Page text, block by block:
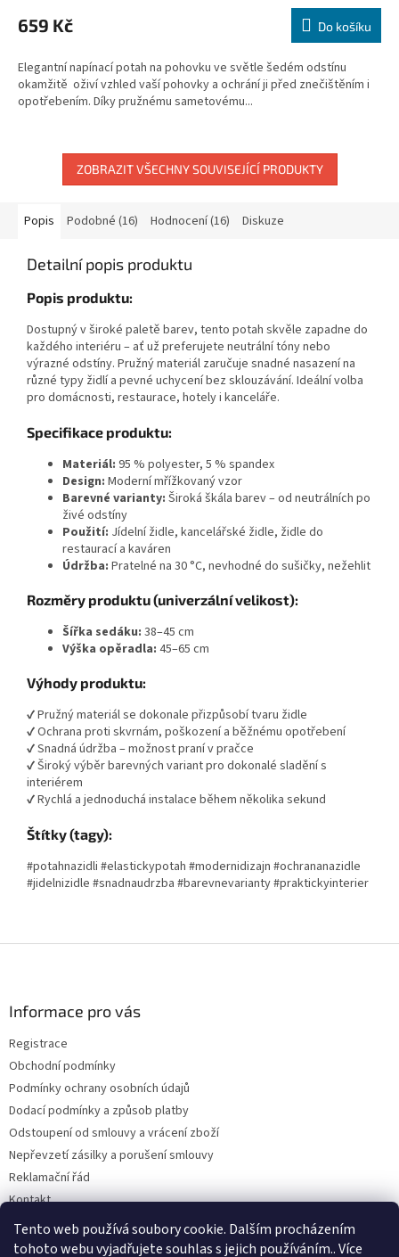
Tento web používá soubory cookie. Dalším procházením
tohoto webu vyjadřujete souhlas s jejich používáním.. Více
659 Kč Do košíku
Elegantní napínací potah na pohovku ve světle šedém odstínu
okamžitě oživí vzhled vaší pohovky a ochrání ji před znečištěním i
opotřebením. Díky pružnému sametovému...
ZOBRAZIT VŠECHNY SOUVISEJÍCÍ PRODUKTY
Popis Podobné (16) Hodnocení (16) Diskuze
Detailní popis produktu
Popis produktu:
Dostupný v široké paletě barev, tento potah skvěle zapadne do
každého interiéru – ať už preferujete neutrální tóny nebo
výrazné odstíny. Pružný materiál zaručuje snadné nasazení na
různé typy židlí a pevné uchycení bez sklouzávání. Ideální volba
pro domácnosti, restaurace, hotely i kanceláře.
Specifikace produktu:
Materiál: 95 % polyester, 5 % spandex
Design: Moderní mřížkovaný vzor
Barevné varianty: Široká škála barev – od neutrálních po
živé odstíny
Použití: Jídelní židle, kancelářské židle, židle do
restaurací a kaváren
Údržba: Pratelné na 30 °C, nevhodné do sušičky, nežehlit
Rozměry produktu (univerzální velikost):
Šířka sedáku: 38–45 cm
Výška opěradla: 45–65 cm
Výhody produktu:
✔ Pružný materiál se dokonale přizpůsobí tvaru židle
✔ Ochrana proti skvrnám, poškození a běžnému opotřebení
✔ Snadná údržba – možnost praní v pračce
✔ Široký výběr barevných variant pro dokonalé sladění s
interiérem
✔ Rychlá a jednoduchá instalace během několika sekund
Štítky (tagy):
#potahnazidli #elastickypotah #modernidizajn #ochrananazidle
#jidelnizidle #snadnaudrzba #barevnevarianty #praktickyinterier
Informace pro vás
Registrace
Obchodní podmínky
Podmínky ochrany osobních údajů
Dodací podmínky a způsob platby
Odstoupení od smlouvy a vrácení zboží
Nepřevzetí zásilky a porušení smlouvy
Reklamační řád
Kontakt
Napište nám